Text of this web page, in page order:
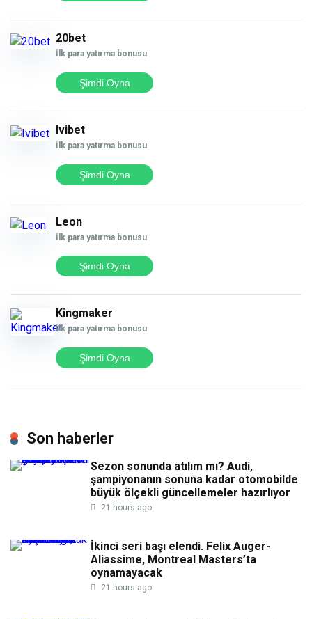
20bet
İlk para yatırma bonusu
Şimdi Oyna
Ivibet
İlk para yatırma bonusu
Şimdi Oyna
Leon
İlk para yatırma bonusu
Şimdi Oyna
Kingmaker
İlk para yatırma bonusu
Şimdi Oyna
Son haberler
Sezon sonunda atılım mı? Audi,
şampiyonanın sonuna kadar otomobilde
büyük ölçekli güncellemeler hazırlıyor
21 hours ago
İkinci seri başı elendi. Felix Auger-
Aliassime, Montreal Masters’ta
oynamayacak
21 hours ago